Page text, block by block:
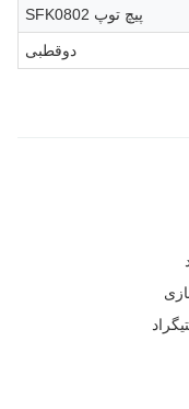
پیچ توپ SFK0802
دوقطبی